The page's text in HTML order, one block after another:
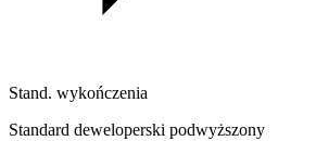
Stand. wykończenia
Standard deweloperski podwyższony